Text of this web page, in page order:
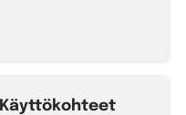
Käyttökohteet